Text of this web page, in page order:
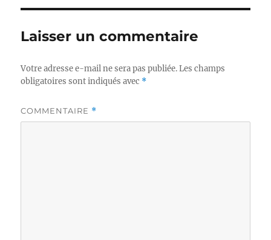
Laisser un commentaire
Votre adresse e-mail ne sera pas publiée. Les champs
obligatoires sont indiqués avec *
COMMENTAIRE *